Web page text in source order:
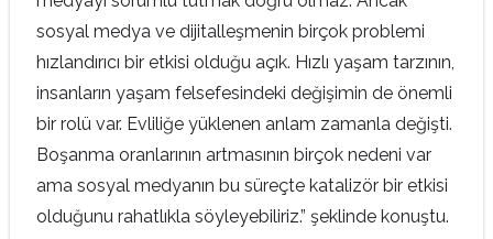
sosyal medya ve dijitalleşmenin birçok problemi
hızlandırıcı bir etkisi olduğu açık. Hızlı yaşam tarzının,
insanların yaşam felsefesindeki değişimin de önemli
bir rolü var. Evliliğe yüklenen anlam zamanla değişti.
Boşanma oranlarının artmasının birçok nedeni var
ama sosyal medyanın bu süreçte katalizör bir etkisi
olduğunu rahatlıkla söyleyebiliriz.” şeklinde konuştu.